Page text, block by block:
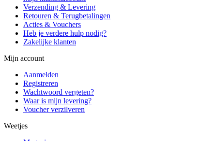
Verzending & Levering
Retouren & Terugbetalingen
Acties & Vouchers
Heb je verdere hulp nodig?
Zakelijke klanten
Mijn account
Aanmelden
Registreren
Wachtwoord vergeten?
Waar is mijn levering?
Voucher verzilveren
Weetjes